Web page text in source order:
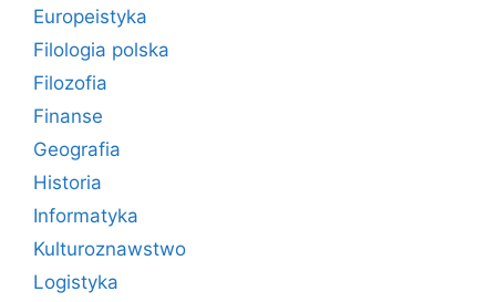
Europeistyka
Filologia polska
Filozofia
Finanse
Geografia
Historia
Informatyka
Kulturoznawstwo
Logistyka